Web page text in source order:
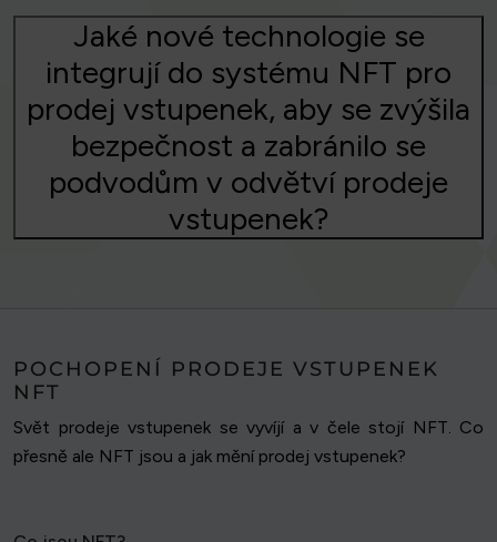
Jaké nové technologie se
integrují do systému NFT pro
prodej vstupenek, aby se zvýšila
bezpečnost a zabránilo se
podvodům v odvětví prodeje
vstupenek?
POCHOPENÍ PRODEJE VSTUPENEK
NFT
Svět prodeje vstupenek se vyvíjí a v čele stojí NFT. Co
přesně ale NFT jsou a jak mění prodej vstupenek?